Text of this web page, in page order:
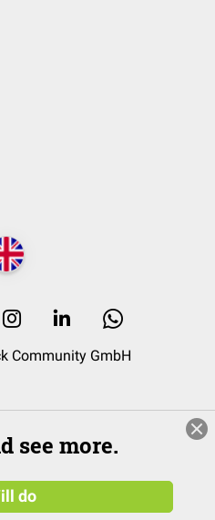
Community GmbH
see more.
do